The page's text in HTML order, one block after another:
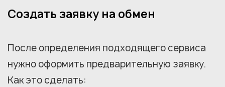
Создать заявку на обмен
После определения подходящего сервиса
нужно оформить предварительную заявку.
Как это сделать: